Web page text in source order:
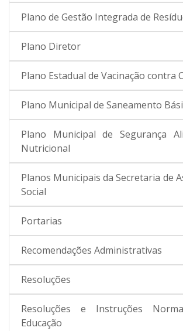
Plano de Gestão Integrada de
Plano Diretor
Plano Estadual de Vacinação contra
Plano Municipal de Saneamento
Plano Municipal de Segurança
Nutricional
Planos Municipais da Secretaria de
Social
Portarias
Recomendações Administrativas
Resoluções
Resoluções e Instruções
Educação